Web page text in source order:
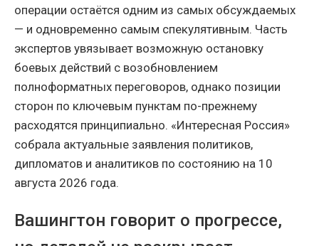
операции остаётся одним из самых обсуждаемых
— и одновременно самым спекулятивным. Часть
экспертов увязывает возможную остановку
боевых действий с возобновлением
полноформатных переговоров, однако позиции
сторон по ключевым пунктам по-прежнему
расходятся принципиально. «Интересная Россия»
собрала актуальные заявления политиков,
дипломатов и аналитиков по состоянию на 10
августа 2026 года.
Вашингтон говорит о прогрессе,